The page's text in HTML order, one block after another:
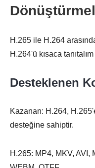
H.265 ile H.264
H.264'ü kısaca
Desteklenen
Kazanan: H.264,
desteğine sahiptir.
H.265: MP4, MKV, AVI,